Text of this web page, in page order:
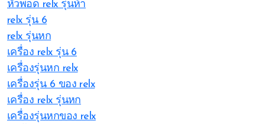
หัวพอด relx รุ่นห้า
relx รุ่น 6
relx รุ่นหก
เครื่อง relx รุ่น 6
เครื่องรุ่นหก relx
เครื่องรุ่น 6 ของ relx
เครื่อง relx รุ่นหก
เครื่องรุ่นหกของ relx